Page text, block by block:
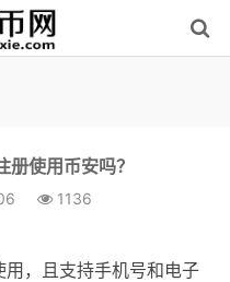
使用币安吗？
1136
，且支持手机号和电子